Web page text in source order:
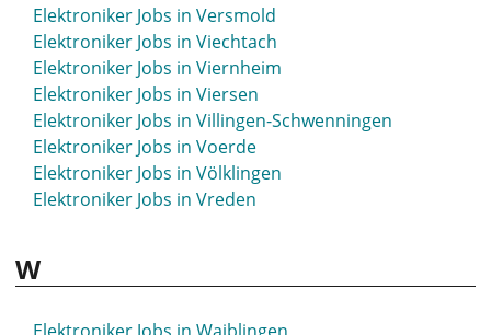
Elektroniker Jobs in Sulingen
Elektroniker Jobs in Sulzbach-Rosenberg
Elektroniker Jobs in Sundern
Elektroniker Jobs in Syke
Elektroniker Jobs in Versmold
Elektroniker Jobs in Viechtach
Elektroniker Jobs in Viernheim
Elektroniker Jobs in Viersen
Elektroniker Jobs in Villingen-Schwenningen
Elektroniker Jobs in Voerde
Elektroniker Jobs in Völklingen
Elektroniker Jobs in Vreden
W